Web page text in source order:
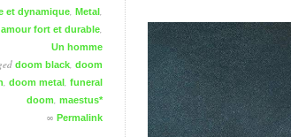
et dynamique Metal
fort et durable
Un homme
doom black doom
doom metal funeral
doom maestus*
∞ Permalink